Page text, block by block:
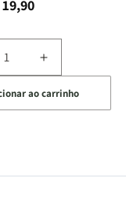
19,90
Aumentar
a
quantidade
de
|
ao carrinho